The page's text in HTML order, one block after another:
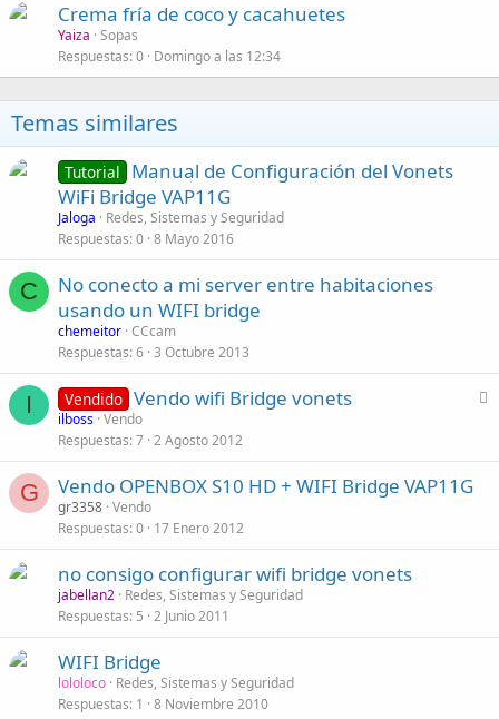
Crema fría de coco y cacahuetes
Yaiza Sopas
Respuestas 0 Domingo a las 12:34
Temas similares
Tutorial
Manual de Configuración del Vonets
WiFi Bridge VAP11G
Jaloga
Redes, Sistemas y Seguridad
Respuestas 0 8 Mayo 2016
C
No conecto a mi server entre habitaciones
usando un WIFI bridge
chemeitor CCcam
Respuestas 6 3 Octubre 2013
I Vendido Vendo wifi Bridge vonets
ilboss Vendo
Respuestas 7 2 Agosto 2012
G Vendo OPENBOX S10 HD + WIFI Bridge VAP11G
gr3358 Vendo
Respuestas 0 17 Enero 2012
no consigo configurar wifi bridge vonets
jabellan2 Redes, Sistemas y Seguridad
Respuestas 5 2 Junio 2011
WIFI Bridge
lololoco Redes, Sistemas y Seguridad
Respuestas 1 8 Noviembre 2010